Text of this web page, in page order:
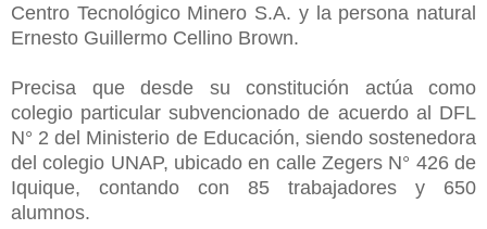
Centro Tecnológico Minero S.A. y la persona natural
Ernesto Guillermo Cellino Brown.
Precisa que desde su constitución actúa como
colegio particular subvencionado de acuerdo al DFL
N° 2 del Ministerio de Educación, siendo sostenedora
del colegio UNAP, ubicado en calle Zegers N° 426 de
Iquique, contando con 85 trabajadores y 650
alumnos.